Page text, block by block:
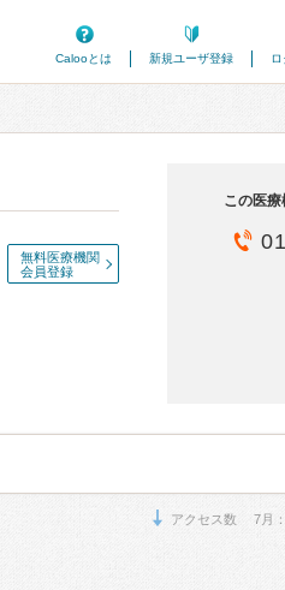
Calooとは
新規ユーザ登録 ロ
無料医療機関
会員登録
この医
アクセス数 7月：